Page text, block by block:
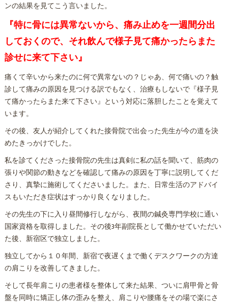
ンの結果を見てこう言いました。
『特に骨には異常ないから、痛み止めを一週間分出
しておくので、それ飲んで様子見て痛かったらまた
診せに来て下さい』
痛くて辛いから来たのに何で異常ないの？じゃあ、何で痛いの？触
診して痛みの原因を見つける訳でもなく、治療もしないで『様子見
て痛かったらまた来て下さい』という対応に落胆したことを覚えて
います。
その後、友人が紹介してくれた接骨院で出会った先生が今の道を決
めたきっかけでした。
私を診てくださった接骨院の先生は真剣に私の話を聞いて、筋肉の
張りや関節の動きなどを確認して痛みの原因を丁寧に説明してくだ
さり、真摯に施術してくださいました。また、日常生活のアドバイ
スもいただき症状はすっかり良くなりました。
その先生の下に入り昼間修行しながら、夜間の鍼灸専門学校に通い
国家資格を取得しました。その後3年副院長として働かせていただい
た後、新宿区で独立しました。
独立してから１０年間、新宿で夜遅くまで働くデスクワークの方達
の肩こりを改善してきました。
そして長年肩こりの患者様を整体して来た結果、ついに肩甲骨と骨
盤を同時に矯正し体の歪みを整え、肩こりや腰痛をその場で楽にさ